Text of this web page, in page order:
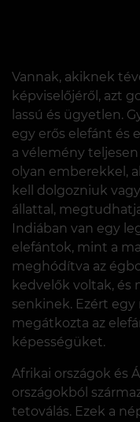
Vannak, akiknek
képviselőjéről, azt
lassú és ügyetlen.
egy erős elefánt és
a vélemény
olyan emberekkel,
kell dolgozniuk
állattal,
Indiában van egy
elefántok, mint a
meghódítva az
kedvelők voltak,
senkinek. Ezért
megátkozta az
képességüket.
Afrikai országok és
országokból
tetoválás. Ezek a